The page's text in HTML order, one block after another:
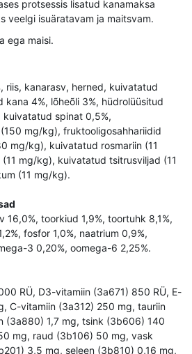
protsessis lisatud kanamaksa
veelgi isuäratavam ja maitsvam.
ega maisi.
riis, kanarasv, herned, kuivatatud
4%, lõheõli 3%, hüdrolüüsitud
kuivatatud spinat 0,5%,
mg/kg), fruktooligosahhariidid
mg/kg), kuivatatud rosmariin (11
mg/kg), kuivatatud tsitrusviljad (11
(11 mg/kg).
16,0%, toorkiud 1,9%, toortuhk 8,1%,
fosfor 1,0%, naatrium 0,9%,
3 0,20%, oomega-6 2,25%.
RÜ, D3-vitamiin (3a671) 850 RÜ, E-
C-vitamiin (3a312) 250 mg, tauriin
(3a880) 1,7 mg, tsink (3b606) 140
mg, raud (3b106) 50 mg, vask
3,5 mg, seleen (3b810) 0,16 mg,